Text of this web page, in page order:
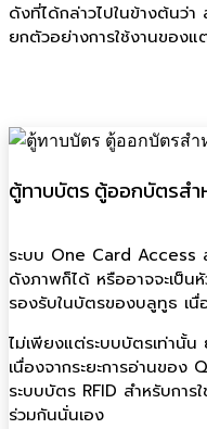
ดังที่ได้กล่าวไปในข้างต้นว่า
ยกตัวอย่างการใช้งานของ
ตู้ทาบบัตร ตู้ออกบัตรสำ
ระบบ One Card Access
ดังภาพก็ได้ หรืออาจจะเป็น
รองรับในบัตรของบลูทูธ เ
ไม่เพียงแต่ระบบบัตรเท่านั้น
เนื่องจากระยะการอ่านขอ
ระบบบัตร RFID สำหรับกา
ร่วมกันนั่นเอง